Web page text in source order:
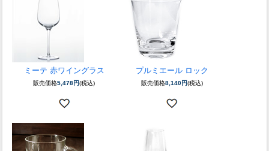
ミーテ 赤ワイングラス
販売価格5,478円(税込)
プルミエール ロック
販売価格8,140円(税込)